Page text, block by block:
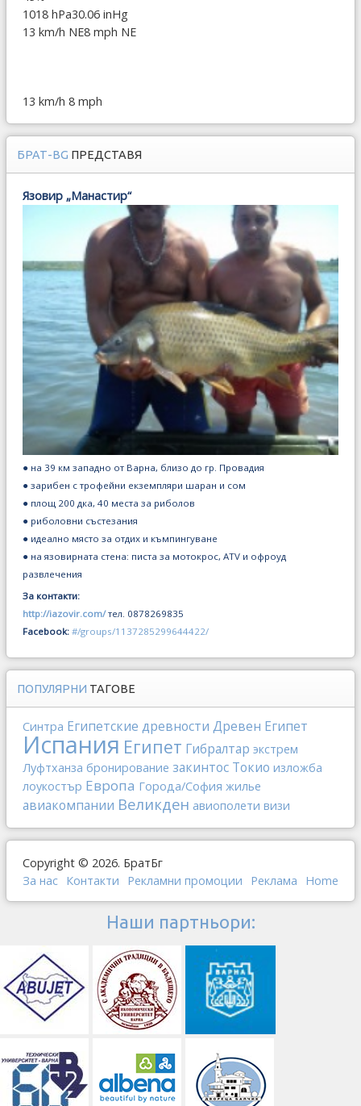
1018 hPa30.06 inHg
13 km/h NE8 mph NE
13 km/h 8 mph
БРАТ-BG ПРЕДСТАВЯ
Язовир „Манастир“
● на 39 км западно от Варна, близо до гр. Провадия
● зарибен с трофейни екземпляри шаран и сом
● площ 200 дка, 40 места за риболов
● риболовни състезания
● идеално място за отдих и къмпингуване
● на язовирната стена: писта за мотокрос, ATV и офроуд
развлечения
За контакти:
http://iazovir.com/ тел. 0878269835
Facebook: #/groups/1137285299644422/
ПОПУЛЯРНИ ТАГОВЕ
Синтра Египетские древности Древен Египет
Испания Египет Гибралтар экстрем
Луфтханза бронирование закинтос Токио изложба
лоукостър Европа Города/София жилье
авиакомпании Великден авиополети визи
Copyright © 2026. БратБг
За нас Контакти Рекламни промоции Реклама Home
Наши партньори: